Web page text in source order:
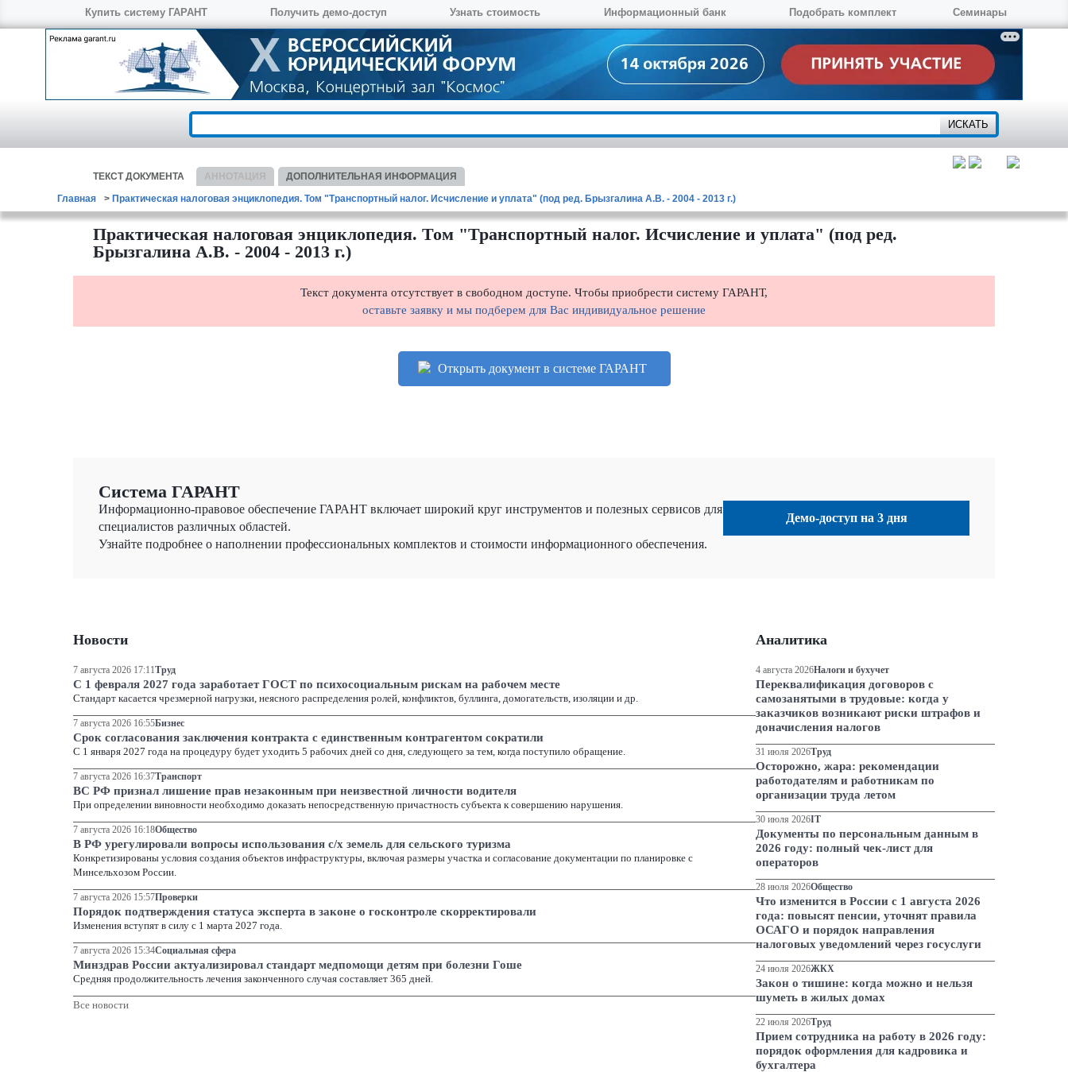
Купить систему ГАРАНТ Получить демо-доступ Узнать стоимость Информационный банк Подобрать комплект Семинары
ТЕКСТДОКУМЕНТА АННОТАЦИЯ
ДОПОЛНИТЕЛЬНАЯ ИНФОРМАЦИЯ
Главная
Практическая налоговая энциклопедия. Том "Транспортный налог. Исчисление и уплата" (под ред. Брызгалина А.В. - 2004 - 2013 г.)
Практическая налоговая энциклопедия. Том "Транспортный налог. Исчисление и уплата" (под ред.
Брызгалина А.В. - 2004 - 2013 г.)
Текст документа отсутствует в свободном доступе. Чтобы приобрести систему ГАРАНТ,
оставьте заявку и мы подберем для Вас индивидуальное решение
Открыть документ в системе ГАРАНТ
Система ГАРАНТ
Информационно-правовое обеспечение ГАРАНТ включает широкий круг инструментов и полезных сервисов для
специалистов различных областей.
Узнайте подробнее о наполнении профессиональных комплектов и стоимости информационного обеспечения.
Демо-доступ на 3 дня
Новости
7 августа 2026 17:11Труд
С 1 февраля 2027 года заработает ГОСТ по психосоциальным рискам на рабочем месте
Стандарт касается чрезмерной нагрузки, неясного распределения ролей, конфликтов, буллинга, домогательств, изоляции и др.
7 августа 2026 16:55Бизнес
Срок согласования заключения контракта с единственным контрагентом сократили
С 1 января 2027 года на процедуру будет уходить 5 рабочих дней со дня, следующего за тем, когда поступило обращение.
7 августа 2026 16:37Транспорт
ВС РФ признал лишение прав незаконным при неизвестной личности водителя
При определении виновности необходимо доказать непосредственную причастность субъекта к совершению нарушения.
7 августа 2026 16:18Общество
В РФ урегулировали вопросы использования с/х земель для сельского туризма
Конкретизированы условия создания объектов инфраструктуры, включая размеры участка и согласование документации по планировке с
Минсельхозом России.
7 августа 2026 15:57Проверки
Порядок подтверждения статуса эксперта в законе о госконтроле скорректировали
Изменения вступят в силу с 1 марта 2027 года.
7 августа 2026 15:34Социальная сфера
Минздрав России актуализировал стандарт медпомощи детям при болезни Гоше
Средняя продолжительность лечения законченного случая составляет 365 дней.
Все новости
Аналитика
4 августа 2026Налоги и бухучет
Переквалификация договоров с
самозанятыми в трудовые: когда у
заказчиков возникают риски штрафов и
доначисления налогов
31 июля 2026Труд
Осторожно, жара: рекомендации
работодателям и работникам по
организации труда летом
30 июля 2026IT
Документы по персональным данным в
2026 году: полный чек-лист для
операторов
28 июля 2026Общество
Что изменится в России с 1 августа 2026
года: повысят пенсии, уточнят правила
ОСАГО и порядок направления
налоговых уведомлений через госуслуги
24 июля 2026ЖКХ
Закон о тишине: когда можно и нельзя
шуметь в жилых домах
22 июля 2026Труд
Прием сотрудника на работу в 2026 году:
порядок оформления для кадровика и
бухгалтера